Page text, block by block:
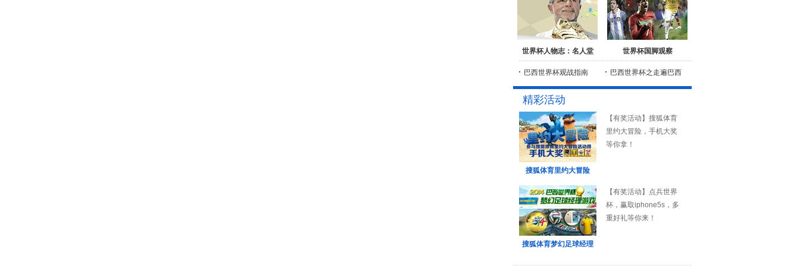
世界杯人物志：名人堂 世界杯国脚观察
巴西世界杯观战指南 巴西世界杯之走遍巴西
精彩活动
搜狐体育里约大冒险
【有奖活动】搜狐体育
里约大冒险，手机大奖
等你拿！
搜狐体育梦幻足球经理
【有奖活动】点兵世界
杯，赢取iphone5s，多
重好礼等你来！